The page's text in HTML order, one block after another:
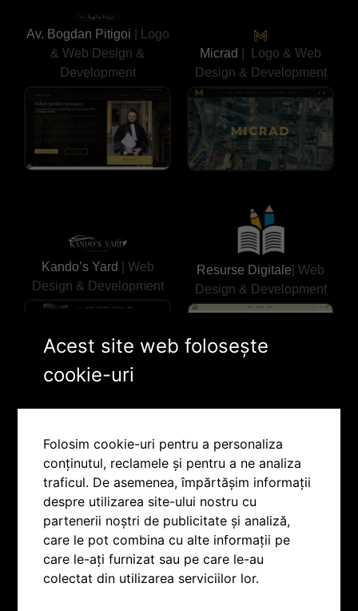
Av. Bogdan Pitigoi
| Logo
& Web Design &
Development
Micrad
| Logo & Web
Design & Development
Kando’s Yard
| Web
Design & Development
Resurse Digitale | Web
Design & Development
Professional Construct|
Web Design &
Development
Bupa Bau GmbH| Web
Design & Development
Acest site web folosește
cookie-uri
Folosim cookie-uri pentru a personaliza
conținutul, reclamele și pentru a ne analiza
traficul. De asemenea, împărtășim informații
despre utilizarea site-ului nostru cu
partenerii noștri de publicitate și analiză,
care le pot combina cu alte informații pe
care le-ați furnizat sau pe care le-au
colectat din utilizarea serviciilor lor.